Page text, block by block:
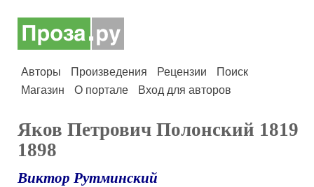
Авторы Произведения Рецензии
Поиск
Магазин
О портале Вход для авторов
Яков Петрович Полонский 1819
1898
Виктор Рутминский